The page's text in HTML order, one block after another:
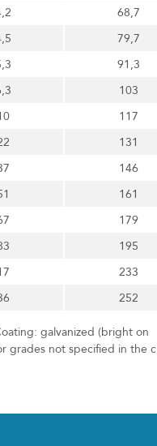
68,7
79,7
91,3
103
117
131
146
161
179
195
233
252
galvanized (bright on
grades not specified in the